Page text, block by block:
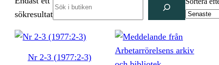
sökresultat
Nr 2-3 (1977:2-3)